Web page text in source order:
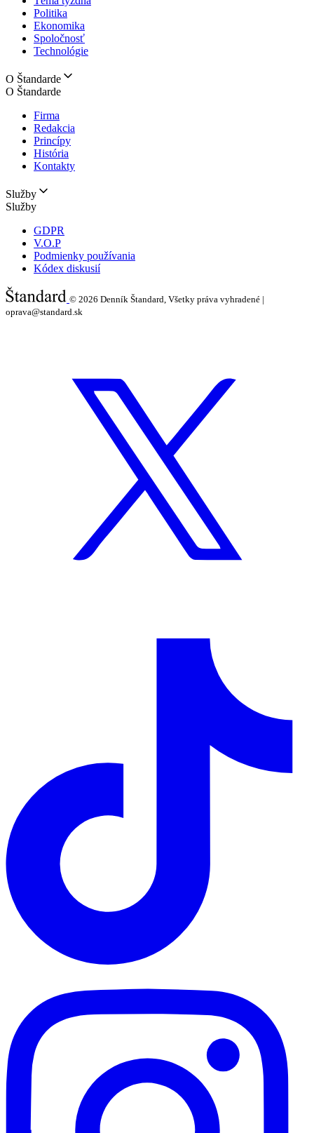
Politika
Ekonomika
Spoločnosť
Technológie
O Štandarde
O Štandarde
Firma
Redakcia
Princípy
História
Kontakty
Služby
Služby
GDPR
V.O.P
Podmienky používania
Kódex diskusií
© 2026 Denník Štandard, Všetky práva vyhradené |
oprava@standard.sk